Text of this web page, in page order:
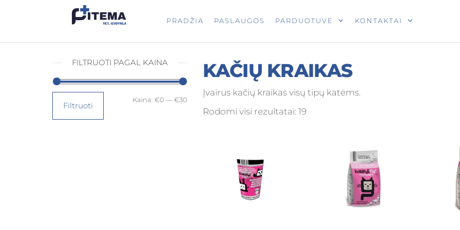
PITEMA.LT
Veterinarijos
PRADŽIA PASLAUGOS PARDUOTUVĖ KONTAKTAI
KAČIŲ KRAIKAS
Įvairus kačių kraikas visų tipų katėms.
Rodomi visi rezultatai: 19
FILTRUOTI PAGAL KAINA
Filtruoti
Kaina: €0 —€30